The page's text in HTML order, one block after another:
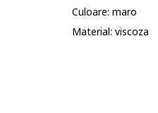
Culoare: maro
Material: viscoza